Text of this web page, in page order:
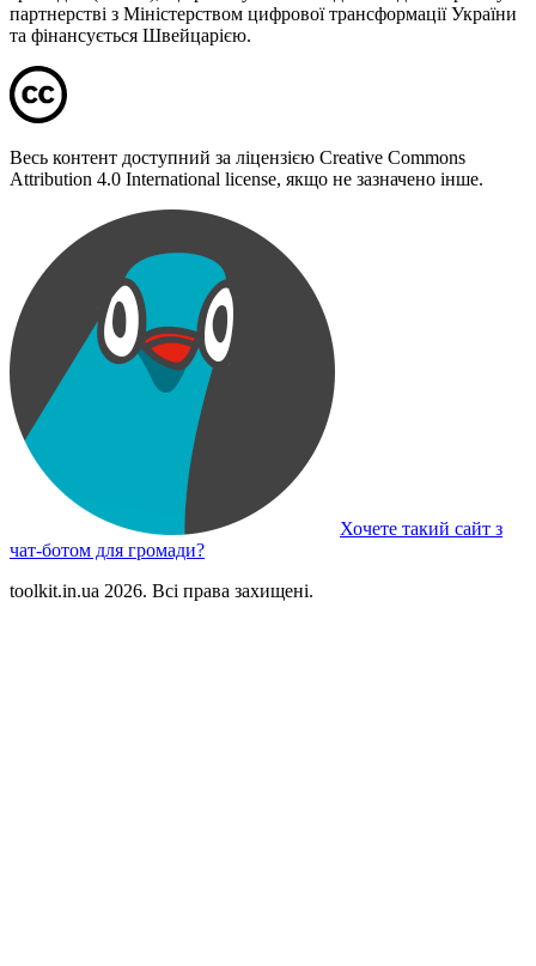
партнерстві з Міністерством цифрової трансформації України
та фінансується Швейцарією.
Весь контент доступний за ліцензією Creative Commons
Attribution 4.0 International license, якщо не зазначено інше.
Хочете такий сайт з
чат-ботом для громади?
toolkit.in.ua 2026. Всі права захищені.